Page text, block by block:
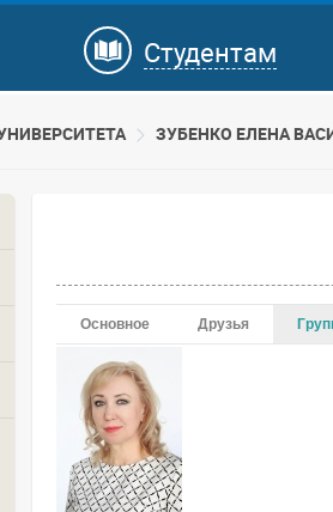
Студентам
ЗУБЕНКО ЕЛЕНА
Основное Друзья